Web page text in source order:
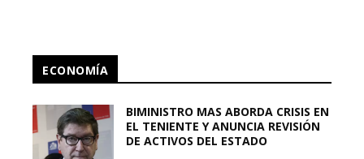
ECONOMÍA
BIMINISTRO MAS ABORDA CRISIS EN
EL TENIENTE Y ANUNCIA REVISIÓN
DE ACTIVOS DEL ESTADO